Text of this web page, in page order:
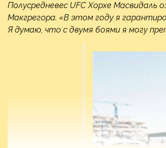
Полусредневес UFC Хорхе Масвидаль
Макгрегора. «В этом году я
Я думаю, что с двумя боями я могу